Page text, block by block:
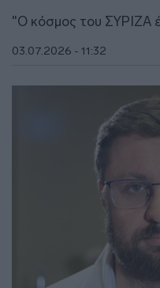
"Ο κόσμος του ΣΥΡΙΖΑ
03.07.2026 - 11:32